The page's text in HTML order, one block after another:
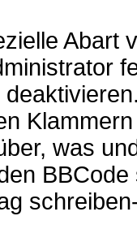
Abart
was